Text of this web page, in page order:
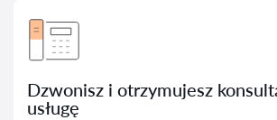
Dzwonisz i otrzymujesz
usługę